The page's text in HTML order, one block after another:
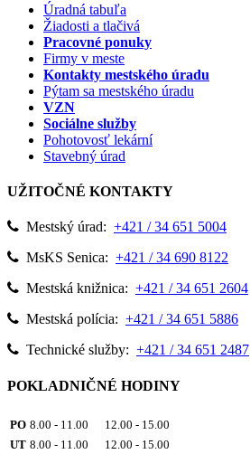
Úradná tabuľa
Žiadosti a tlačivá
Pracovné ponuky
Firmy v meste
Kontakty mestského úradu
Pýtam sa mestského úradu
VZN
Sociálne služby
Pohotovosť lekární
Stavebný úrad
UŽITOČNÉ KONTAKTY
Mestský úrad: +421 / 34 651 5004
MsKS Senica: +421 / 34 690 8122
Mestská knižnica: +421 / 34 651 2604
Mestská polícia: +421 / 34 651 5886
Technické služby: +421 / 34 651 2487
POKLADNIČNÉ HODINY
PO 8.00 - 11.00 12.00 - 15.00
UT 8.00 - 11.00 12.00 - 15.00